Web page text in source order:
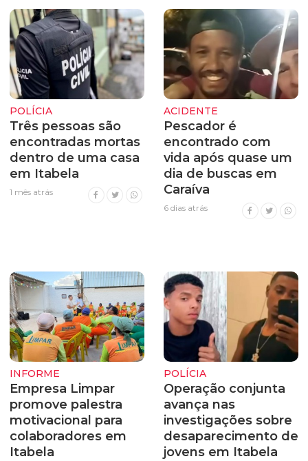
POLÍCIA
Três pessoas são
encontradas mortas
dentro de uma casa
em Itabela
1 mês atrás
ACIDENTE
Pescador é
encontrado com
vida após quase um
dia de buscas em
Caraíva
6 dias atrás
INFORME
Empresa Limpar
promove palestra
motivacional para
colaboradores em
Itabela
POLÍCIA
Operação conjunta
avança nas
investigações sobre
desaparecimento de
jovens em Itabela